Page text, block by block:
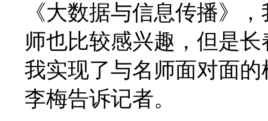
《大数据与信息传播》
师也比较感兴趣，但是
我实现了与名师面对面
李梅告诉记者。